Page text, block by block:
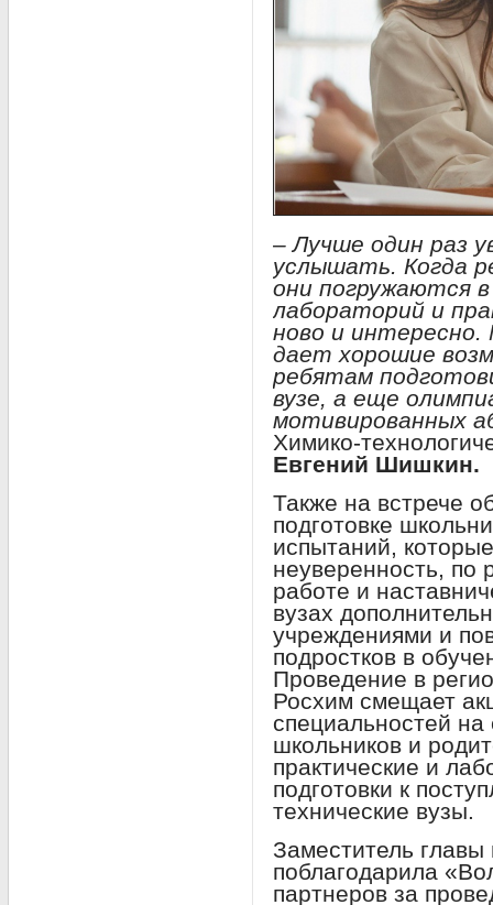
– Лучше один раз
услышать. Когда
они погружаются
лабораторий и
ново и
дает хорошие
ребятам
вузе, а еще
мотивированных
Химико-
Евгений Шишкин.
Также на встрече
подготовке
испытаний,
неуверенность, по
работе и
вузах
учреждениями и
подростков в
Проведение в
Росхим смещает
специальностей
школьников и
практические и
подготовки к
технические вузы.
Заместитель
поблагодарила
партнеров за